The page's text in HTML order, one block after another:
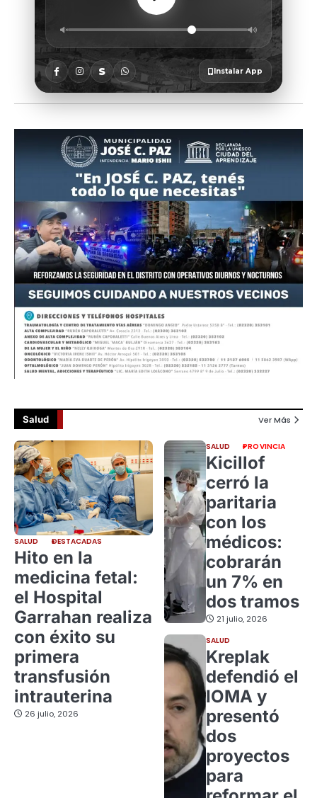
Salud Ver Más
SALUD DESTACADAS
Hito en la
medicina fetal:
el Hospital
Garrahan realiza
con éxito su
primera
transfusión
intrauterina
26 julio, 2026
SALUD PROVINCIA
Kicillof
cerró la
paritaria
con los
médicos:
cobrarán
un 7% en
dos tramos
21 julio, 2026
SALUD
Kreplak
defendió el
IOMA y
presentó
dos
proyectos
para